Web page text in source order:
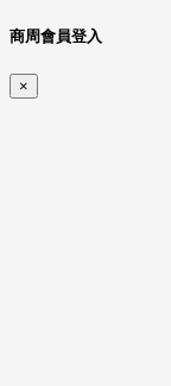
商周會員登入
×